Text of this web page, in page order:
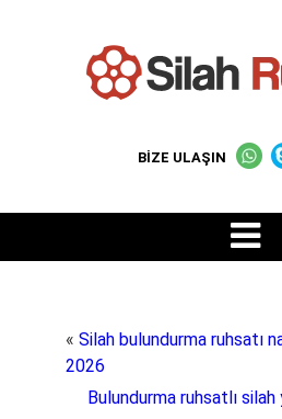
BİZE ULAŞIN
« Silah bulundurma ruhsatı
2026
Bulundurma ruhsatlı